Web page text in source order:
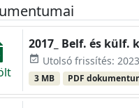
2017_ Belf. és külf.
event_available Utolsó frissítés:
3 MB PDF